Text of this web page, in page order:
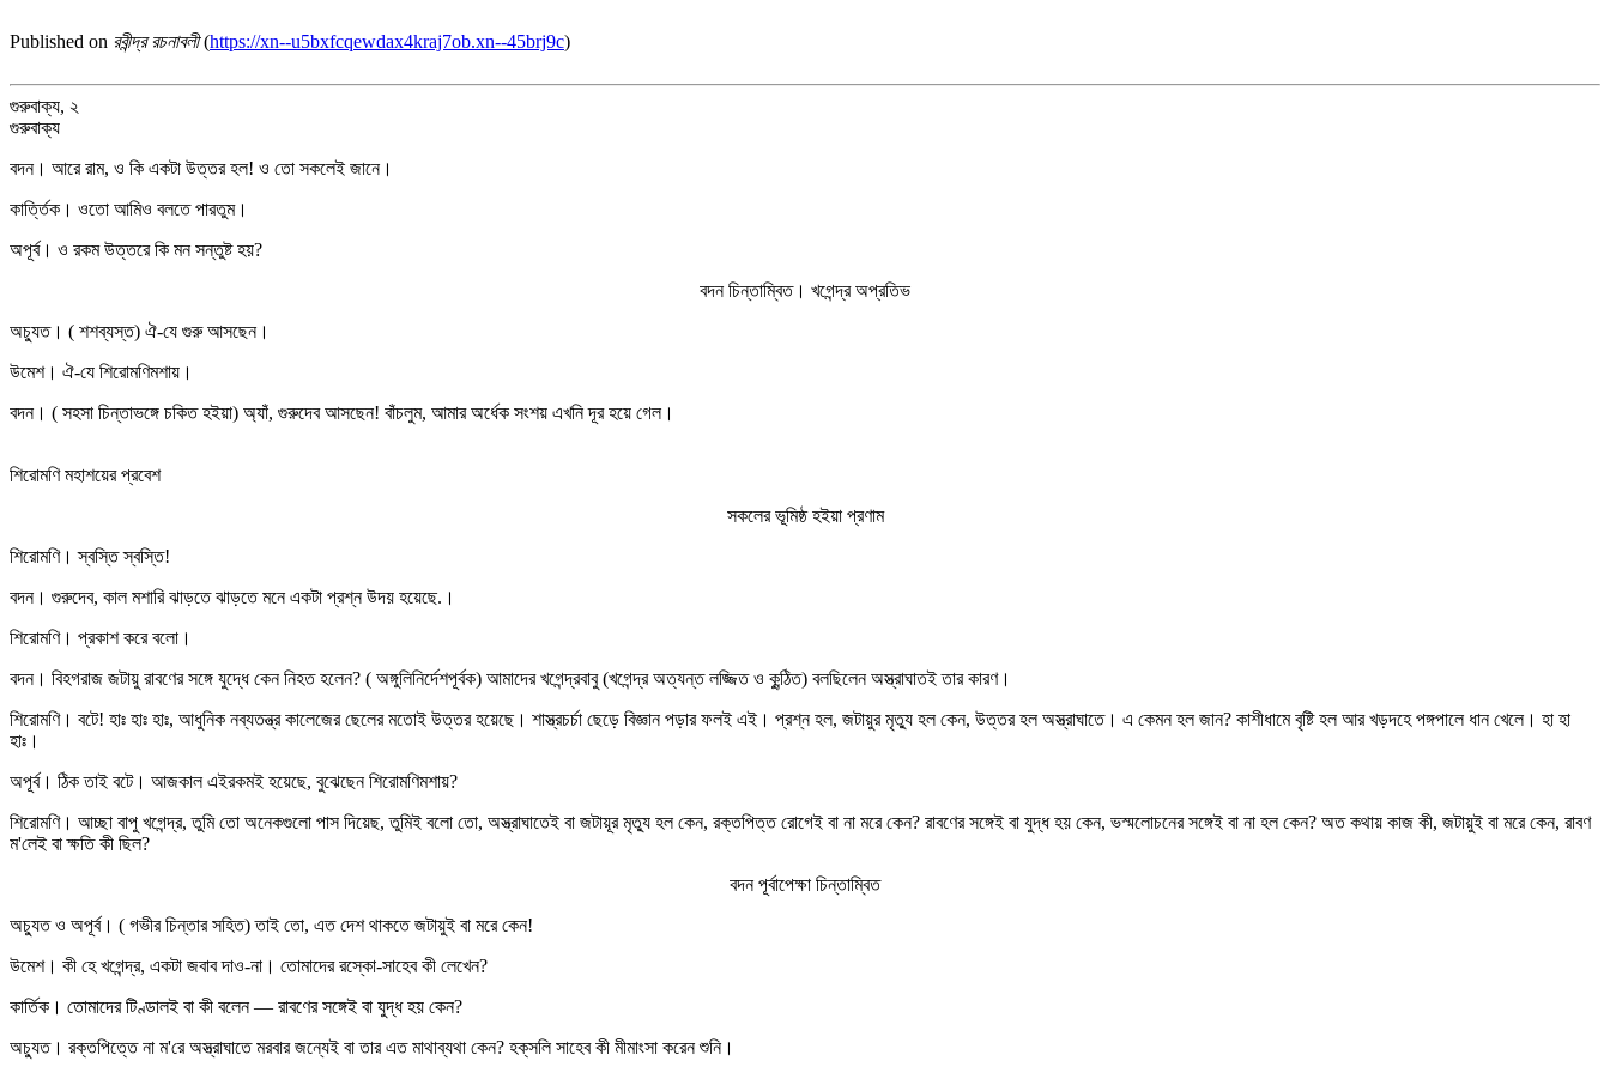
Published on রবীন্দ্র রচনাবলী(https://xn--u5bxfcqewdax4kraj7ob.xn--45brj9c)
গুরুবাক্য, ২
গুরুবাক্য
বদন। আরে রাম, ও কি একটা উত্তর হল! ও তো সকলেই জানে।
কার্ত্তিক। ওতো আমিও বলতে পারতুম।
অপূর্ব। ও রকম উত্তরে কি মন সন্তুষ্ট হয়?
বদন চিন্তাম্বিত। খগেন্দ্র অপ্রতিভ
অচ্যুত। ( শশব্যস্ত) ঐ-যে গুরু আসছেন।
উমেশ। ঐ-যে শিরোমণিমশায়।
বদন। ( সহসা চিন্তাভঙ্গে চকিত হইয়া) অ্যাঁ, গুরুদেব আসছেন! বাঁচলুম, আমার অর্ধেক সংশয় এখনি দূর হয়ে গেল।
শিরোমণি মহাশয়ের প্রবেশ
সকলের ভূমিষ্ঠ হইয়া প্রণাম
শিরোমণি। স্বস্তি স্বস্তি!
বদন। গুরুদেব, কাল মশারি ঝাড়তে ঝাড়তে মনে একটা প্রশ্ন উদয় হয়েছে.।
শিরোমণি। প্রকাশ করে বলো।
বদন। বিহগরাজ জটায়ু রাবণের সঙ্গে যুদ্ধে কেন নিহত হলেন? ( অঙ্গুলিনির্দেশপূর্বক) আমাদের খগেন্দ্রবাবু (খগেন্দ্র অত্যন্ত লজ্জিত ও কুন্ঠিত) বলছিলেন অস্ত্রাঘাতই তার কারণ।
শিরোমণি। বটে! হাঃ হাঃ হাঃ, আধুনিক নব্যতন্ত্র কালেজের ছেলের মতোই উত্তর হয়েছে। শাস্ত্রচর্চা ছেড়ে বিজ্ঞান পড়ার ফলই এই। প্রশ্ন হল, জটায়ুর মৃত্যু হল কেন, উত্তর হল অস্ত্রাঘাতে। এ কেমন হল জান? কাশীধামে বৃষ্টি হল আর খড়দহে পঙ্গপালে ধান খেলে। হা হা
হাঃ।
অপূর্ব। ঠিক তাই বটে। আজকাল এইরকমই হয়েছে, বুঝেছেন শিরোমণিমশায়?
শিরোমণি। আচ্ছা বাপু খগেন্দ্র, তুমি তো অনেকগুলো পাস দিয়েছ, তুমিই বলো তো, অস্ত্রাঘাতেই বা জটায়ূর মৃত্যু হল কেন, রক্তপিত্ত রোগেই বা না মরে কেন? রাবণের সঙ্গেই বা যুদ্ধ হয় কেন, ভস্মলোচনের সঙ্গেই বা না হল কেন? অত কথায় কাজ কী, জটায়ুই বা মরে কেন, রাবণ
ম'লেই বা ক্ষতি কী ছিল?
বদন পূর্বাপেক্ষা চিন্তাম্বিত
অচ্যুত ও অপূর্ব। ( গভীর চিন্তার সহিত) তাই তো, এত দেশ থাকতে জটায়ুই বা মরে কেন!
উমেশ। কী হে খগেন্দ্র, একটা জবাব দাও-না। তোমাদের রস্কো-সাহেব কী লেখেন?
কার্তিক। তোমাদের টিণ্ডালই বা কী বলেন — রাবণের সঙ্গেই বা যুদ্ধ হয় কেন?
অচ্যুত। রক্তপিত্তে না ম'রে অস্ত্রাঘাতে মরবার জন্যেই বা তার এত মাথাব্যথা কেন? হক্‌সলি সাহেব কী মীমাংসা করেন শুনি।